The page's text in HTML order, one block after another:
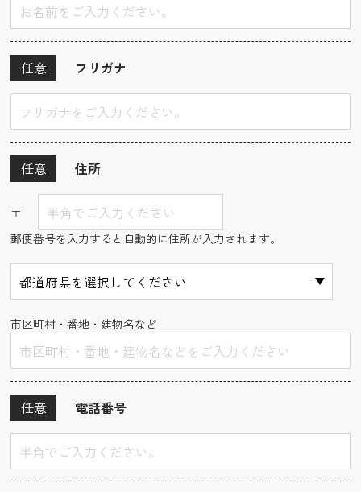
フリガナ
任意
住所
任意
〒
郵便番号を入力すると自動的に住所が入力されます。
市区町村・番地・建物名など
電話番号
任意